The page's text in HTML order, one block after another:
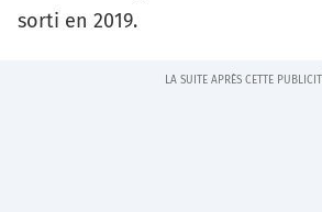
sorti en 2019.